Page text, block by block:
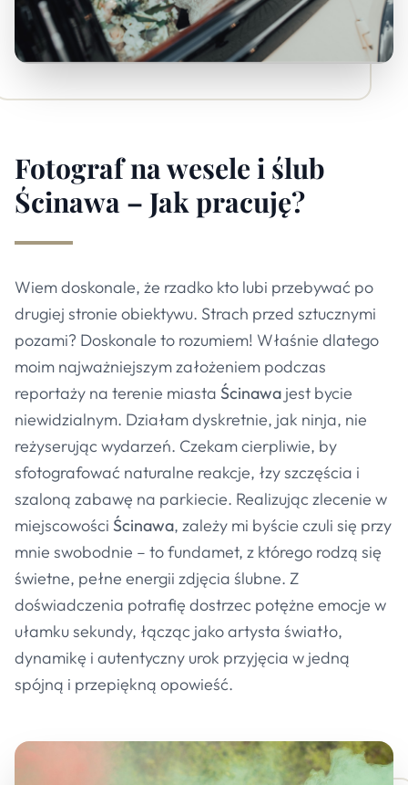
Fotograf na wesele i ślub
Ścinawa – Jak pracuję?
Wiem doskonale, że rzadko kto lubi przebywać po
drugiej stronie obiektywu. Strach przed sztucznymi
pozami? Doskonale to rozumiem! Właśnie dlatego
moim najważniejszym założeniem podczas
reportaży na terenie miasta Ścinawa jest bycie
niewidzialnym. Działam dyskretnie, jak ninja, nie
reżyserując wydarzeń. Czekam cierpliwie, by
sfotografować naturalne reakcje, łzy szczęścia i
szaloną zabawę na parkiecie. Realizując zlecenie w
miejscowości Ścinawa, zależy mi byście czuli się przy
mnie swobodnie – to fundamet, z którego rodzą się
świetne, pełne energii zdjęcia ślubne. Z
doświadczenia potrafię dostrzec potężne emocje w
ułamku sekundy, łącząc jako artysta światło,
dynamikę i autentyczny urok przyjęcia w jedną
spójną i przepiękną opowieść.